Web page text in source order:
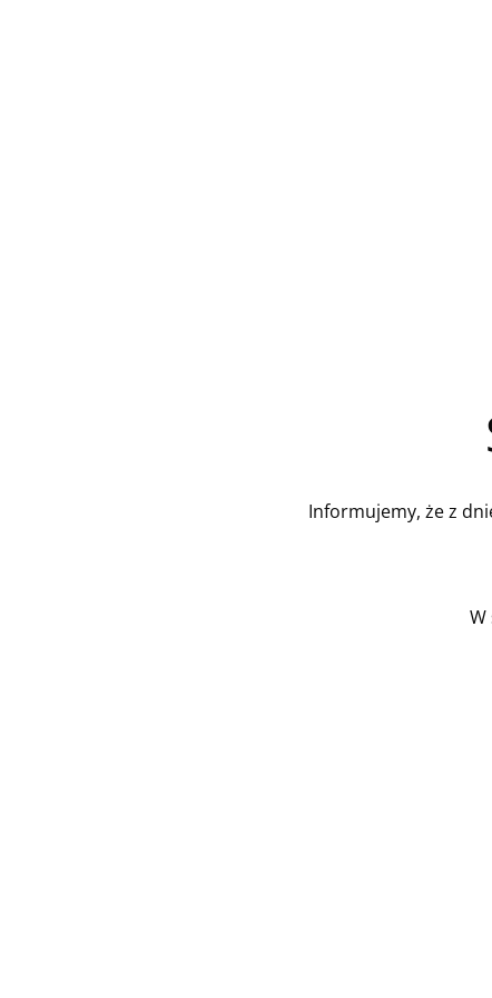
Informujemy, że z
W